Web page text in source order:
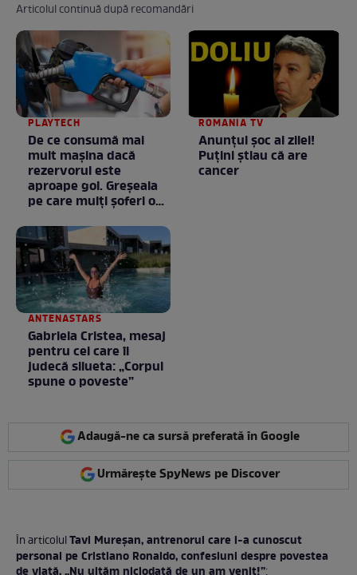
Articolul continuă după recomandări
PLAYTECH
De ce consumă mai
mult mașina dacă
rezervorul este
aproape gol. Greșeala
pe care mulți șoferi o
ROMANIA TV
Anunţul şoc al zilei!
Puţini ştiau că are
cancer
ANTENASTARS
Gabriela Cristea, mesaj
pentru cei care îi
judecă silueta: „Corpul
spune o poveste”
Adaugă-ne ca sursă preferată în Google
Urmărește SpyNews pe Discover
În articolulTavi Mureşan, antrenorul care l-a cunoscut
personal pe Cristiano Ronaldo, confesiuni despre povestea